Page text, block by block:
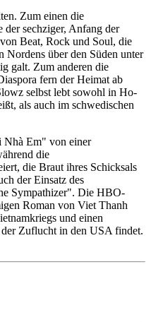
Zum einen die
der sechziger, Anfang der
Beat, Rock und Soul, die
Nordens über den Süden unter
galt. Zum anderen die
fern der Heimat ab
selbst lebt sowohl in Ho-
als auch im schwedischen
Nhà Em" von einer
die
die Braut ihres Schicksals
der Einsatz des
Sympathizer". Die HBO-
Roman von Viet Thanh
und einen
Zuflucht in den USA findet.